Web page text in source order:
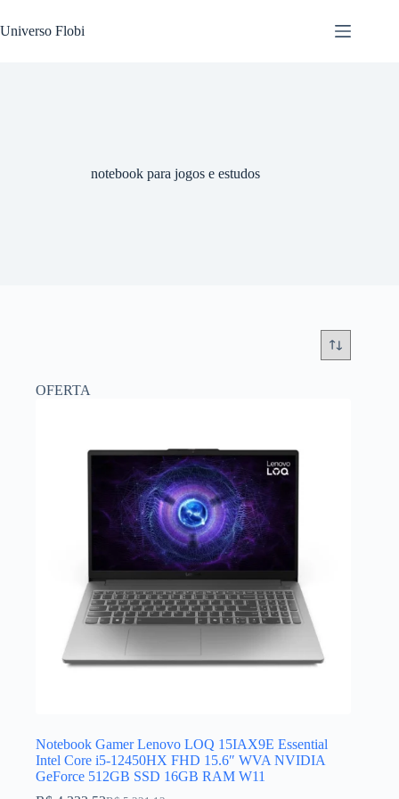
para
o
Universo Flobi
notebook para jogos e estudos
OFERTA
Notebook Gamer Lenovo LOQ 15IAX9E Essential
Intel Core i5-12450HX FHD 15.6″ WVA NVIDIA
GeForce 512GB SSD 16GB RAM W11